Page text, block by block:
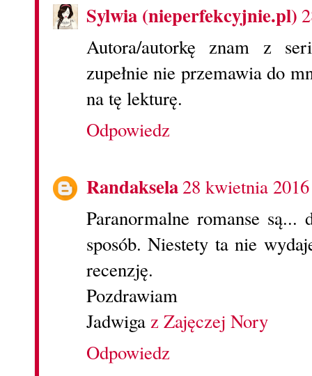
Sylwia (nieperfekcyjnie.pl)
Autora/autorkę znam z
zupełnie nie przemawia do
na tę lekturę.
Odpowiedz
Randaksela28 kwietnia
Paranormalne romanse
sposób. Niestety ta nie
recenzję.
Pozdrawiam
Jadwigaz Zajęczej Nory
Odpowiedz